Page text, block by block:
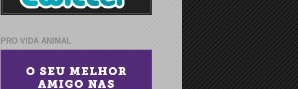
PRO VIDA ANIMAL